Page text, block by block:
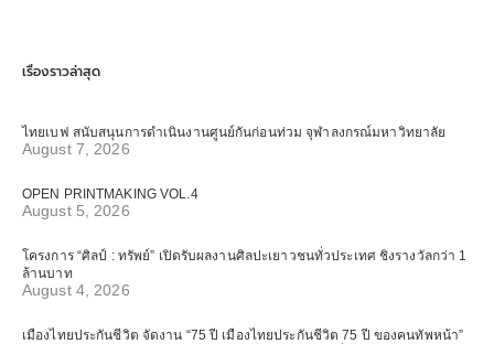
เรื่องราวล่าสุด
ไทยเบฟ สนับสนุนการดำเนินงานศูนย์กันก่อนท่วม จุฬาลงกรณ์มหาวิทยาลัย
August 7, 2026
OPEN PRINTMAKING VOL.4
August 5, 2026
โครงการ “ศิลป์ : ทรัพย์” เปิดรับผลงานศิลปะเยาวชนทั่วประเทศ ชิงรางวัลกว่า 1
ล้านบาท
August 4, 2026
เมืองไทยประกันชีวิต จัดงาน “75 ปี เมืองไทยประกันชีวิต 75 ปี ของคนทัพหน้า”